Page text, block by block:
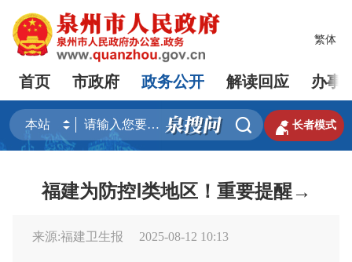
繁体
首页 市政府 政务公开 解读回应 办事
  长者模式
福建为防控Ⅰ类地区！重要提醒→
来源:福建卫生报 2025-08-12 10:13